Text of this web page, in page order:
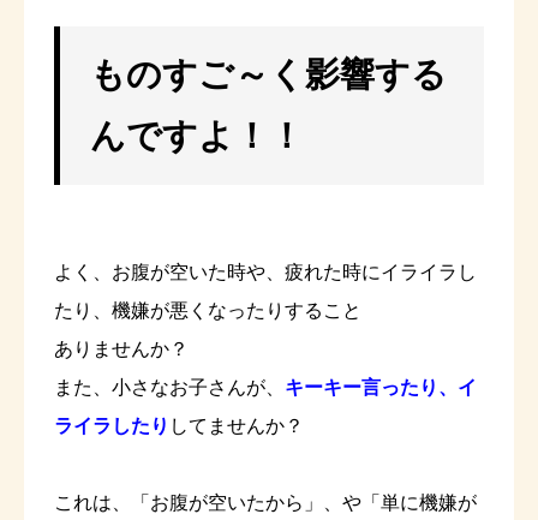
ものすご～く影響する
んですよ！！
よく、お腹が空いた時や、疲れた時にイライラし
たり、機嫌が悪くなったりすること
ありませんか？
また、小さなお子さんが、 キーキー言ったり、イ
ライラしたり してませんか？
これは、「お腹が空いたから」、や「単に機嫌が